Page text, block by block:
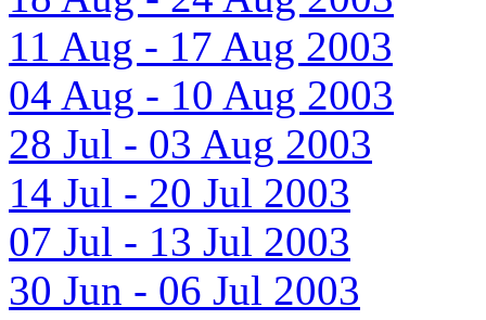
11 Aug - 17 Aug 2003
04 Aug - 10 Aug 2003
28 Jul - 03 Aug 2003
14 Jul - 20 Jul 2003
07 Jul - 13 Jul 2003
30 Jun - 06 Jul 2003